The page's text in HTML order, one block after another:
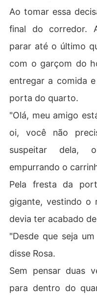
Ao tomar essa
final do corredor.
parar até o último
com o garçom do
entregar a comida
porta do quarto.
"Olá, meu amigo
oi, você não
suspeitar dela,
empurrando o
Pela fresta da
gigante, vestindo o
devia ter acabado
"Desde que seja
disse Rosa.
Sem pensar duas
para dentro do